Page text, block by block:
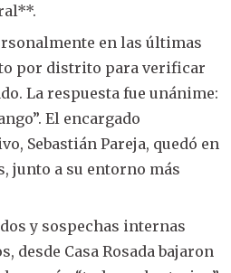
en las últimas
por distrito para verificar
La respuesta fue unánime:
El encargado
Sebastián Pareja, quedó en
junto a su entorno más
y sospechas internas
desde Casa Rosada bajaron